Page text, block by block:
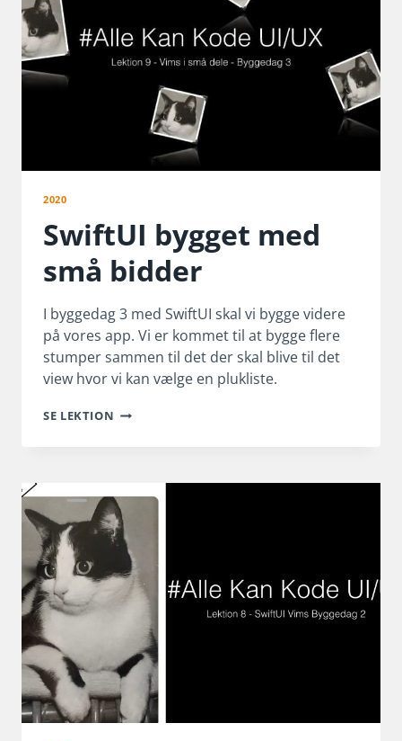
2020
SwiftUI bygget med
små bidder
I byggedag 3 med SwiftUI skal vi bygge videre
på vores app. Vi er kommet til at bygge flere
stumper sammen til det der skal blive til det
view hvor vi kan vælge en plukliste.
SE LEKTION SWIFTUI